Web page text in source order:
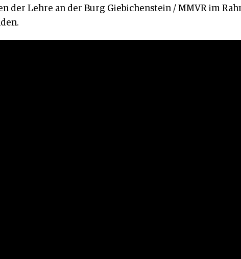
der Lehre an der Burg Giebichenstein / MMVR im